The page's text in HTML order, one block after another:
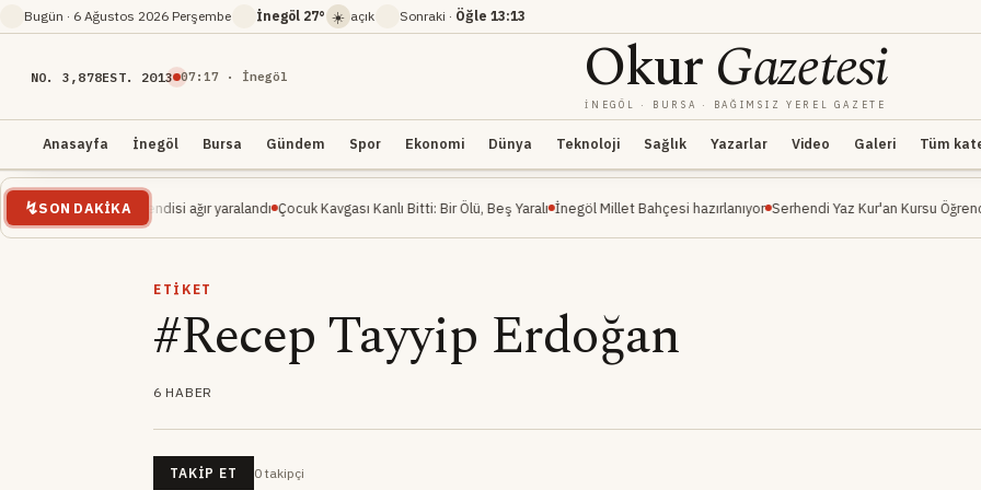
Bugün · 6 Ağustos 2026 Perşembe İnegöl 27° ☀️ açık Sonraki · Öğle 13:13
NO. 3,878EST. 2013 07:17 · İnegöl OkurGazetesi
İNEGÖL · BURSA · BAĞIMSIZ YEREL GAZETE
Anasayfa İnegöl Bursa Gündem Spor Ekonomi Dünya Teknoloji Sağlık Yazarlar Video Galeri Tüm
SON DAKIKA
İnşaat mühendisi ağır yaralandı Çocuk Kavgası Kanlı Bitti: Bir Ölü, Beş Yaralı İnegöl Millet Bahçesi hazırlanıyor Serhendi Yaz Kur'an Kursu Öğrencileri
ETIKET
#Recep Tayyip Erdoğan
6 HABER
TAKIP ET 0takipçi